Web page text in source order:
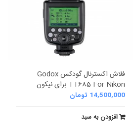
فلاش اکسترنال گودکس Godox
TT685 For Nikon برای نیکون
14,500,000 تومان
افزودن به سبد